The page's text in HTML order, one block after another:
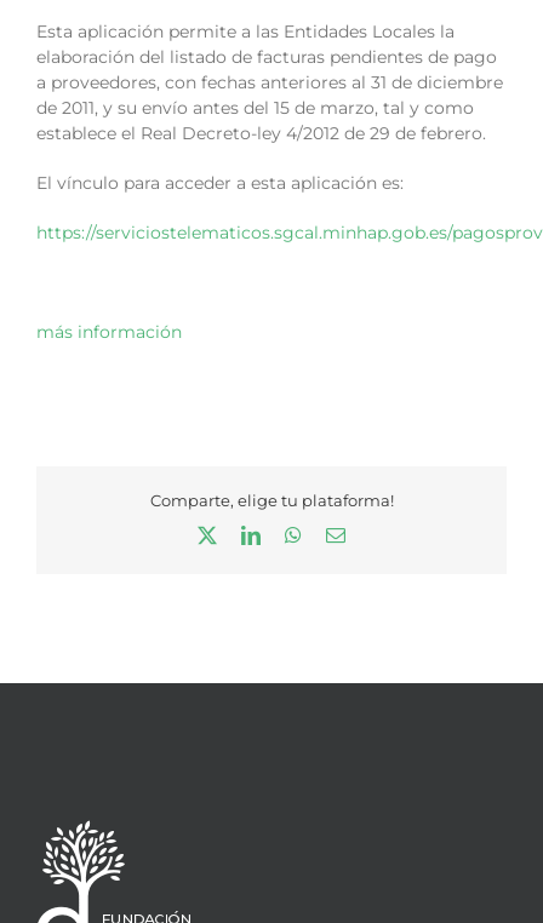
Esta aplicación permite a las Entidades Locales la
elaboración del listado de facturas pendientes de pago
a proveedores, con fechas anteriores al 31 de diciembre
de 2011, y su envío antes del 15 de marzo, tal y como
establece el Real Decreto-ley 4/2012 de 29 de febrero.
El vínculo para acceder a esta aplicación es:
https://serviciostelematicos.sgcal.minhap.gob.es/
más información
Comparte, elige tu plataforma!
LinkedInWhatsApp
Correo